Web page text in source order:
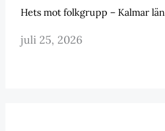
Hets mot folkgrupp – Kalmar län
juli 25, 2026